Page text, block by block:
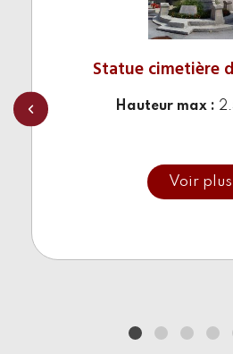
Statue cimetière
Hauteur max :
Restauration complète de la
monument aux morts du
Traitement de surface :
Référence :
Statue du
Voir plus